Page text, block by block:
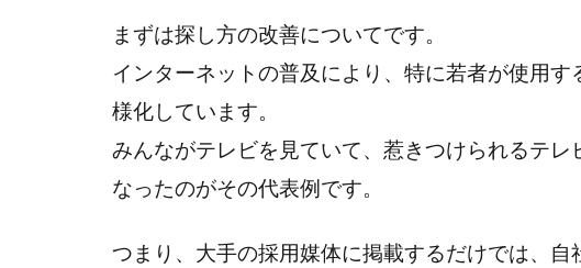
すぐ
に辞
めて
しま
った
りす
2
まずは探し方の改善についてです。
インターネットの普及により、特に若者が使用
様化しています。
みんながテレビを見ていて、惹きつけられるテレ
なったのがその代表例です。
つまり、大手の採用媒体に掲載するだけでは、自